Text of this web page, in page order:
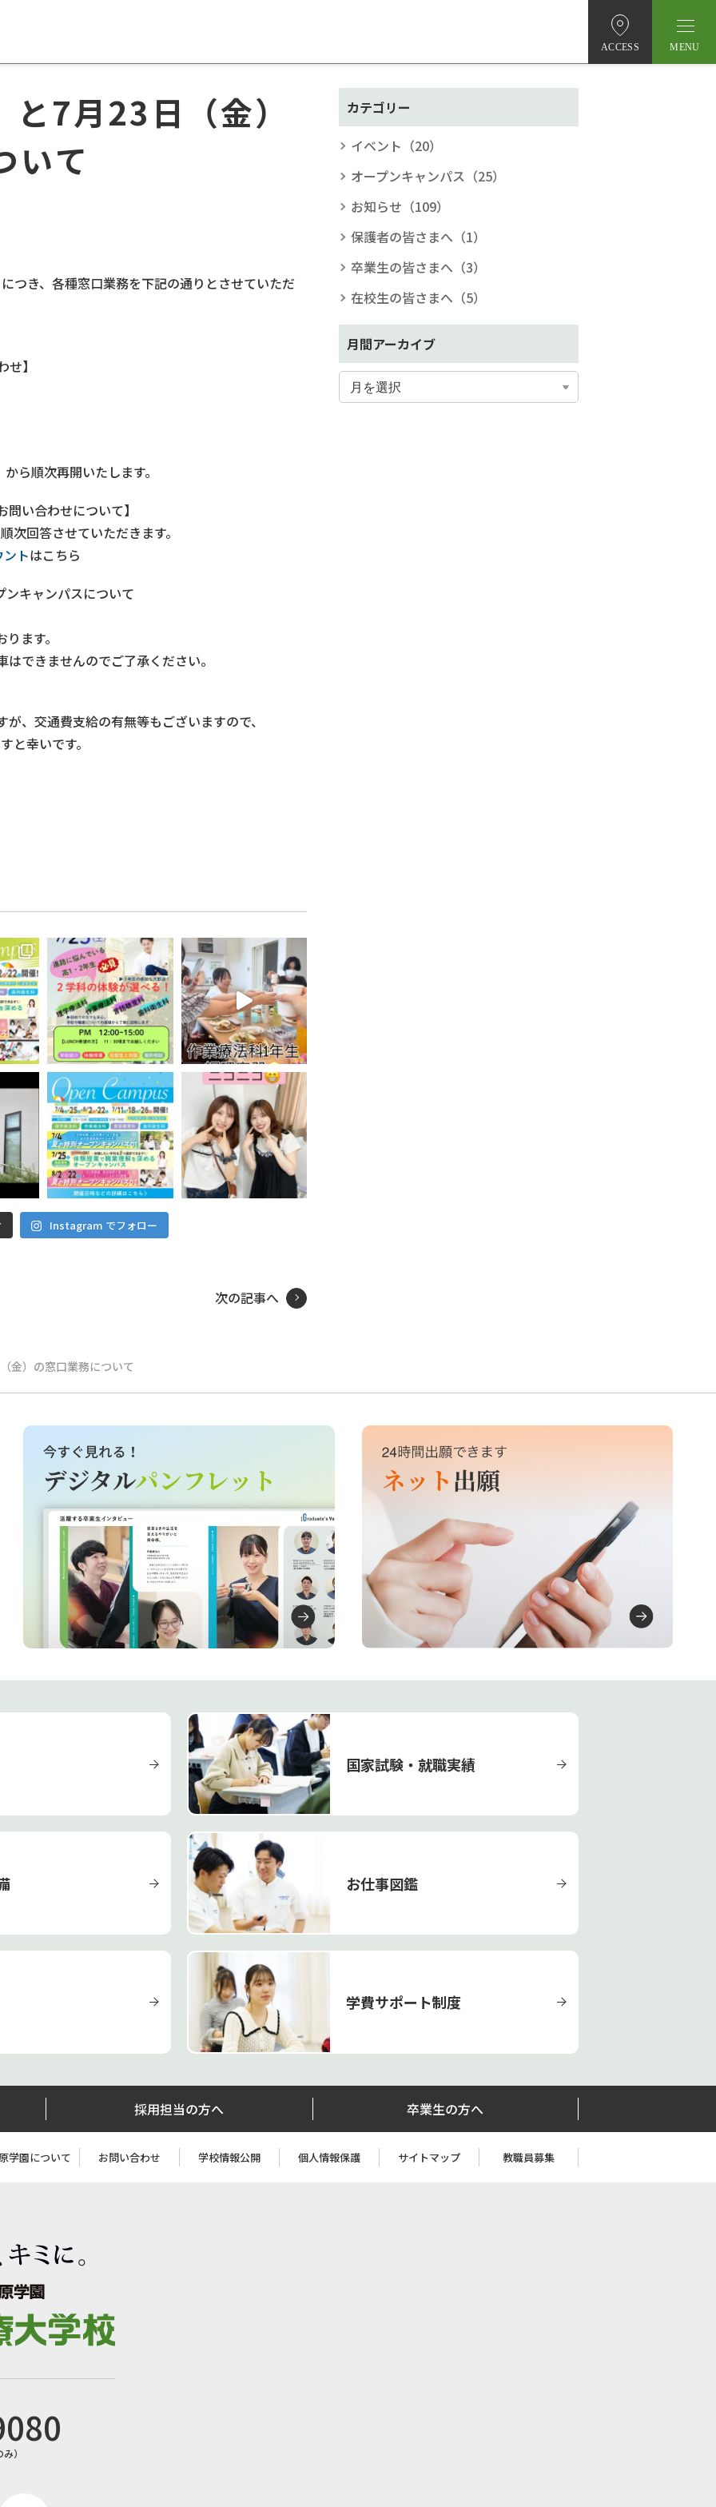
ACCESS
7月23日（金）
いて
つき、各種窓口業務を下記の通りとさせていただ
】
ら順次再開いたします。
い合わせについて】
次回答させていただきます。
トはこちら
キャンパスについて
ます。
できませんのでご了承ください。
、交通費支給の有無等もございますので、
と幸いです。
Instagram でフォロー
次の記事へ
カテゴリー
イベント（20）
オープンキャンパス（25）
お知らせ（109）
保護者の皆さまへ（1）
卒業生の皆さまへ（3）
在校生の皆さまへ（5）
月間アーカイブ
金）の窓口業務について
国家試験・就職実績
お仕事図鑑
学費サポート制度
採用担当の方へ 卒業生の方へ
学園について お問い合わせ 学校情報公開 個人情報保護 サイトマップ 教職員募集
）